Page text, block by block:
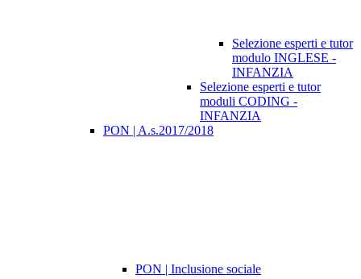
Selezione esperti e tutor
modulo INGLESE -
INFANZIA
Selezione esperti e tutor
moduli CODING -
INFANZIA
PON | A.s.2017/2018
PON | Inclusione sociale